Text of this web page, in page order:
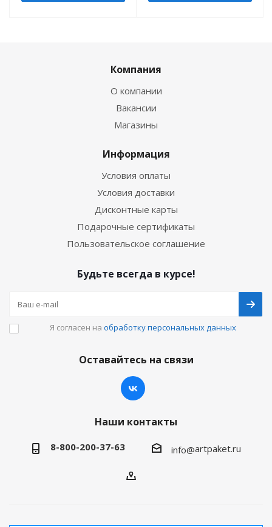
Компания
О компании
Вакансии
Магазины
Информация
Условия оплаты
Условия доставки
Дисконтные карты
Подарочные сертификаты
Пользовательское соглашение
Будьте всегда в курсе!
Я согласен на обработку персональных данных
Оставайтесь на связи
Наши контакты
8-800-200-37-63 info@artpaket.ru